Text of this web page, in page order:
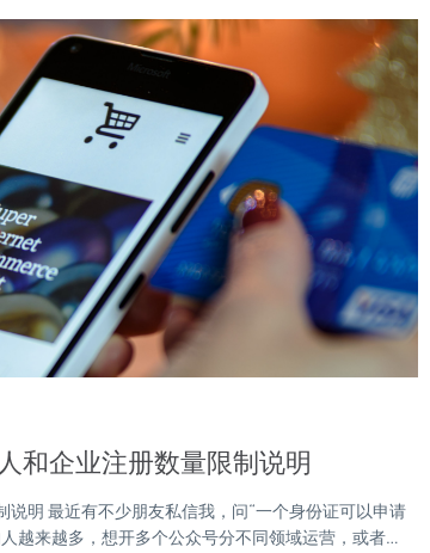
和企业注册数量限制说明
明 最近有不少朋友私信我，问“一个身份证可以申请
越来越多，想开多个公众号分不同领域运营，或者…